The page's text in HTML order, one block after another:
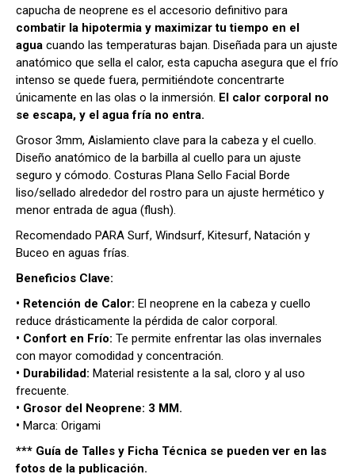
capucha de neoprene es el accesorio definitivo para
combatir la hipotermia y maximizar tu tiempo en el
agua cuando las temperaturas bajan. Diseñada para un ajuste
anatómico que sella el calor, esta capucha asegura que el frío
intenso se quede fuera, permitiéndote concentrarte
únicamente en las olas o la inmersión. El calor corporal no
se escapa, y el agua fría no entra.
Grosor 3mm, Aislamiento clave para la cabeza y el cuello.
Diseño anatómico de la barbilla al cuello para un ajuste
seguro y cómodo. Costuras Plana Sello Facial Borde
liso/sellado alrededor del rostro para un ajuste hermético y
menor entrada de agua (flush).
Recomendado PARA Surf, Windsurf, Kitesurf, Natación y
Buceo en aguas frías.
Beneficios Clave:
• Retención de Calor: El neoprene en la cabeza y cuello
reduce drásticamente la pérdida de calor corporal.
• Confort en Frío: Te permite enfrentar las olas invernales
con mayor comodidad y concentración.
• Durabilidad: Material resistente a la sal, cloro y al uso
frecuente.
• Grosor del Neoprene: 3 MM.
• Marca: Origami
*** Guía de Talles y Ficha Técnica se pueden ver en las
fotos de la publicación.